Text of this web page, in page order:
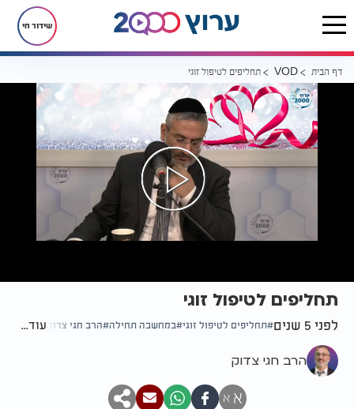
שידור חי
דף הבית VOD תחליפים לטיפול זוגי
תחליפים לטיפול זוגי
לפני 5 שנים תחליפים לטיפול זוגי במחשבה תחילה הרב חגי צדוק עוד...
הרב חגי צדוק
א א